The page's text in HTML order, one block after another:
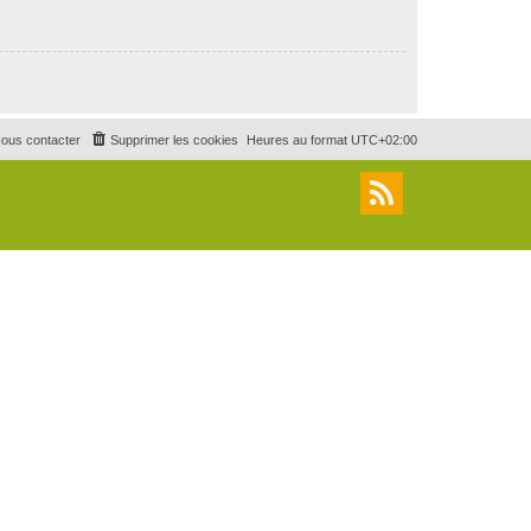
Heures au format UTC+02:00
Supprimer les cookies
contacter